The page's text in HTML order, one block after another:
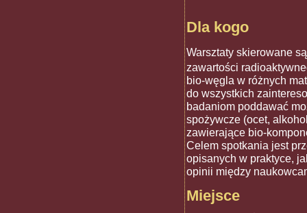
Dla kogo
Warsztaty skierowane
zawartości
bio-węgla w różnych
do wszystkich
badaniom poddawać
spożywcze (ocet,
zawierające bio-
Celem spotkania jest
opisanych w praktyce,
opinii między
Miejsce